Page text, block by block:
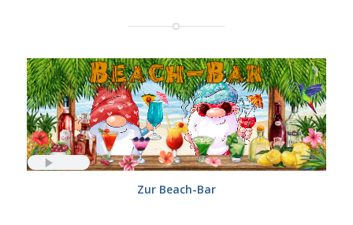
Zur Beach-Bar